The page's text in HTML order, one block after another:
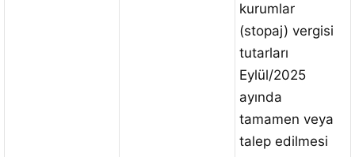
kurumlar
(stopaj) vergisi
tutarları
Eylül/2025
ayında
tamamen veya
talep edilmesi